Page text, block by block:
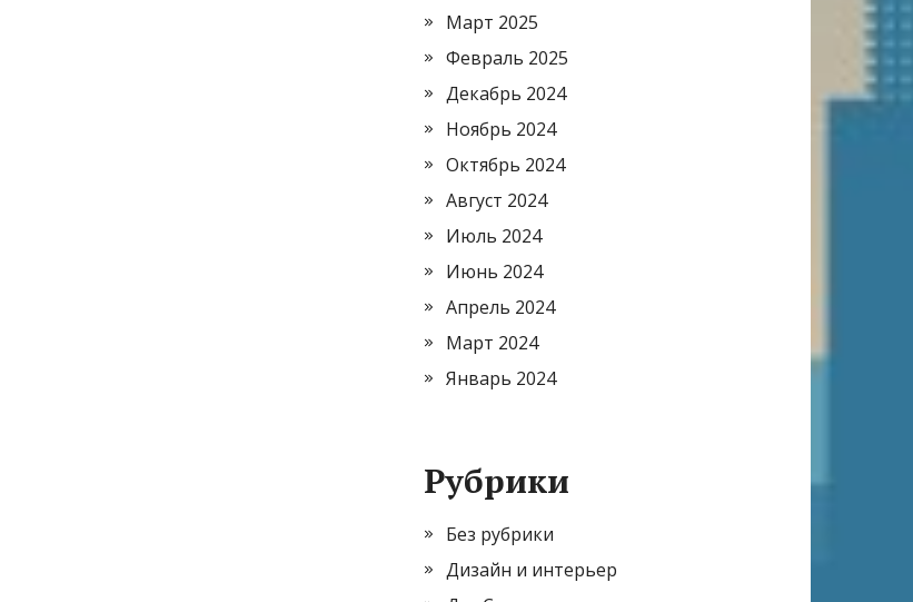
Март 2025
Февраль 2025
Декабрь 2024
Ноябрь 2024
Октябрь 2024
Август 2024
Июль 2024
Июнь 2024
Апрель 2024
Март 2024
Январь 2024
Рубрики
Без рубрики
Дизайн и интерьер